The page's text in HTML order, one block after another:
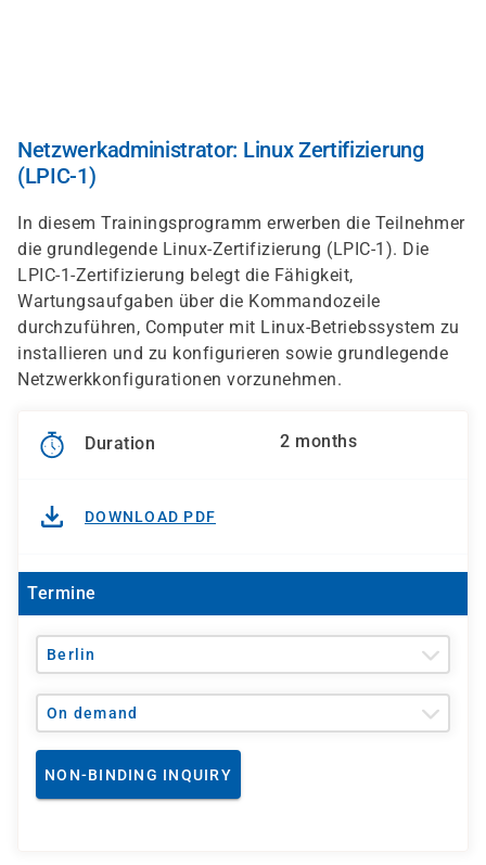
Netzwerkadministrator: Linux Zertifizierung
(LPIC-1)
In diesem Trainingsprogramm erwerben die Teilnehmer
die grundlegende Linux-Zertifizierung (LPIC-1). Die
LPIC-1-Zertifizierung belegt die Fähigkeit,
Wartungsaufgaben über die Kommandozeile
durchzuführen, Computer mit Linux-Betriebssystem zu
installieren und zu konfigurieren sowie grundlegende
Netzwerkkonfigurationen vorzunehmen.
Duration 2 months
DOWNLOAD PDF
Termine
Berlin
On demand
NON-BINDING INQUIRY